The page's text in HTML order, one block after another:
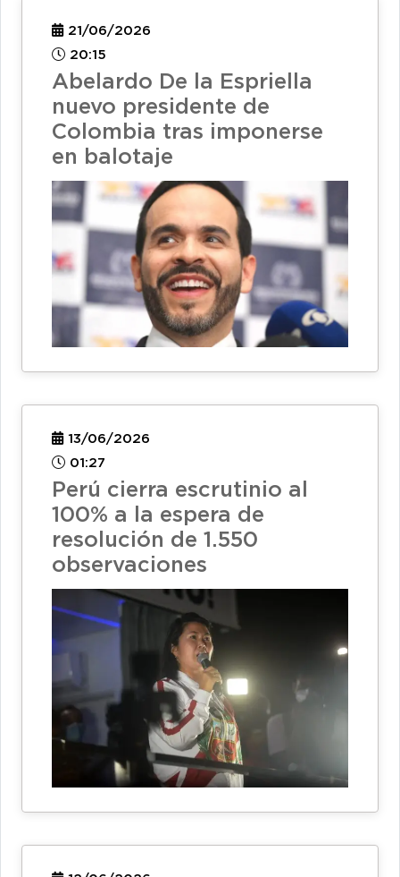
21/06/2026
20:15
Abelardo De la Espriella
nuevo presidente de
Colombia tras imponerse
en balotaje
13/06/2026
01:27
Perú cierra escrutinio al
100% a la espera de
resolución de 1.550
observaciones